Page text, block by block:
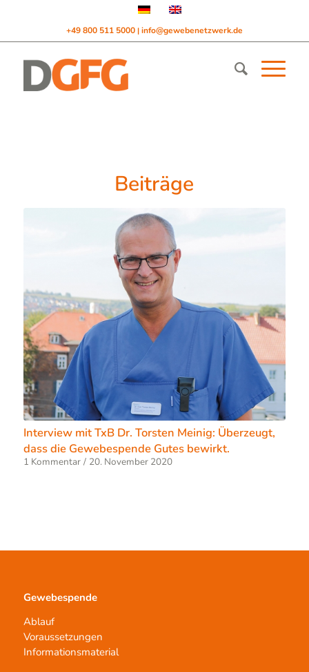
+49 800 511 5000 | info@gewebenetzwerk.de
Beiträge
Interview mit TxB Dr. Torsten Meinig: Überzeugt,
dass die Gewebespende Gutes bewirkt.
1 Kommentar / 20. November 2020
Gewebespende
Ablauf
Voraussetzungen
Informationsmaterial